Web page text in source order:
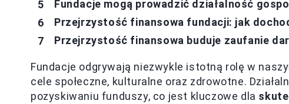
Fundacje mogą prowadzić działalność
Przejrzystość finansowa fundacji: jak
Przejrzystość finansowa buduje zaufanie
Fundacje odgrywają niezwykle istotną rolę w
cele społeczne, kulturalne oraz zdrowotne.
pozyskiwaniu funduszy, co jest kluczowe dla